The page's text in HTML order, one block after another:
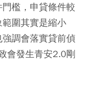
檻，申貸條件較
圍其實是縮小
調會落實貸前偵
會發生青安2.0剛